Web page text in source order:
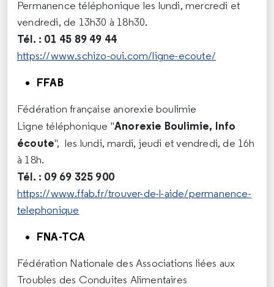
Permanence téléphonique les lundi, mercredi et
vendredi, de 13h30 à 18h30.
Tél. : 01 45 89 49 44
https://www.schizo-oui.com/ligne-ecoute/
FFAB
Fédération française anorexie boulimie
Ligne téléphonique "Anorexie Boulimie, Info
écoute", les lundi, mardi, jeudi et vendredi, de 16h
à 18h.
Tél. : 09 69 325 900
https://www.ffab.fr/trouver-de-l-aide/permanence-
telephonique
FNA-TCA
Fédération Nationale des Associations liées aux
Troubles des Conduites Alimentaires